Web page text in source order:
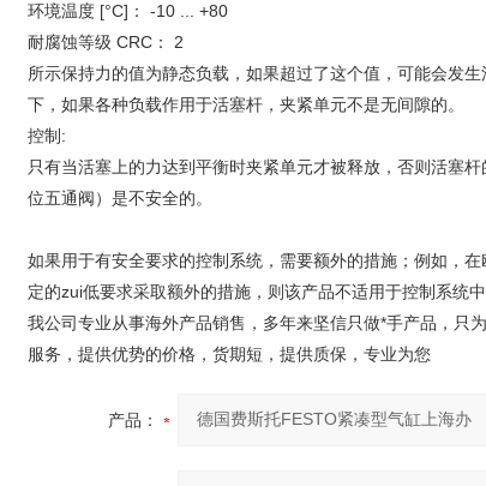
环境温度 [°C]： -10 ... +80
耐腐蚀等级 CRC： 2
所示保持力的值为静态负载，如果超过了这个值，可能会发
下，如果各种负载作用于活塞杆，夹紧单元不是无间隙的。
控制:
只有当活塞上的力达到平衡时夹紧单元才被释放，否则活塞
位五通阀）是不安全的。
如果用于有安全要求的控制系统，需要额外的措施；例如，
定的zui低要求采取额外的措施，则该产品不适用于控制系统
我公司专业从事海外产品销售，多年来坚信只做*手产品，只
服务，提供优势的价格，货期短，提供质保，专业为您
产品：